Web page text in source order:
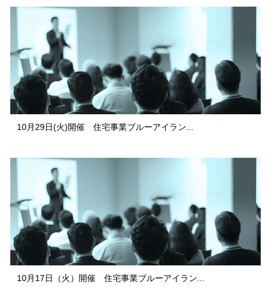
10月29日(火)開催 住宅事業ブルーアイラン...
10月17日（火）開催 住宅事業ブルーアイラン...